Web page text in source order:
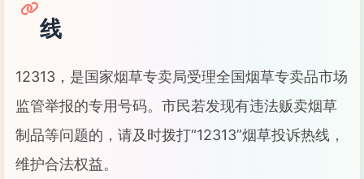
线
12313，是国家烟草专卖局受理全国烟草专卖品市场
监管举报的专用号码。市民若发现有违法贩卖烟草
制品等问题的，请及时拨打“12313”烟草投诉热线，
维护合法权益。